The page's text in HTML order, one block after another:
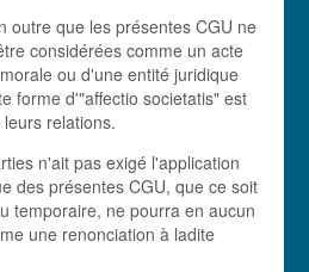
outre que les présentes CGU ne
considérées comme un acte
ou d'une entité juridique
forme d'"affectio societatis" est
relations.
n'ait pas exigé l'application
des présentes CGU, que ce soit
temporaire, ne pourra en aucun
une renonciation à ladite